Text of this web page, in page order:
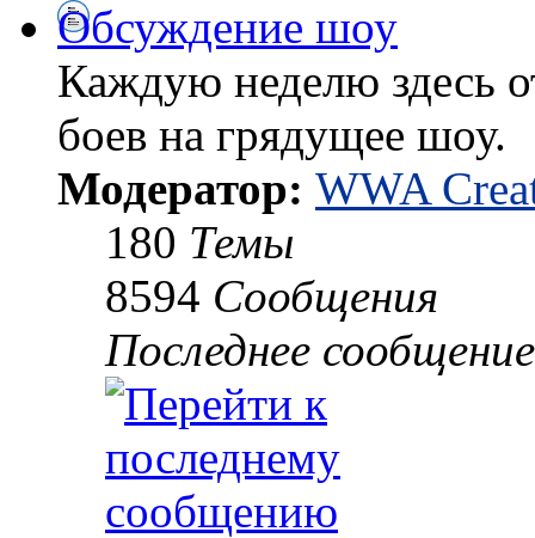
Обсуждение шоу
Каждую неделю здесь
боев на грядущее шоу.
Модератор: WWA
180 Темы
8594 Сообщения
Последнее сообщение